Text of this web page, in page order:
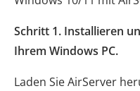
Schritt 1. Installieren
Ihrem Windows PC.
Laden Sie AirServer